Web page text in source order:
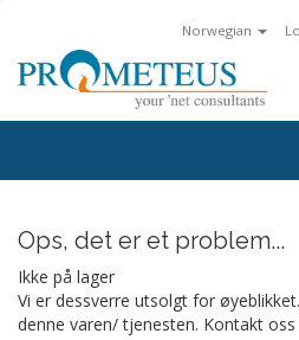
Norwegian
Ops, det er et problem...
Ikke på lager
Vi er dessverre utsolgt for
denne varen/ tjenesten. Kontakt